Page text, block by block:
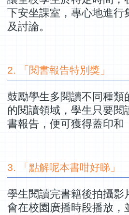
下安坐課室，專心地進行
及討論。
2. 「閱書報告特別獎」
鼓勵學生多閱讀不同種類
的閱讀領域，學生只要閱
書報告，便可獲得蓋印和
3. 「點解呢本書咁好睇」
學生閱讀完書籍後拍攝影
會在校園廣播時段播放，